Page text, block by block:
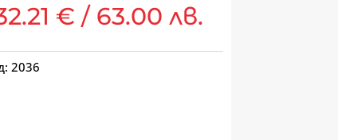
€ / 63.00 лв.
2036